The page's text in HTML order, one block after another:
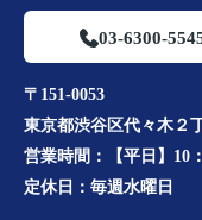
03-6300-
〒151-0053
東京都渋谷区代々木２
営業時間：
【平日】10
定休日： 毎週水曜日